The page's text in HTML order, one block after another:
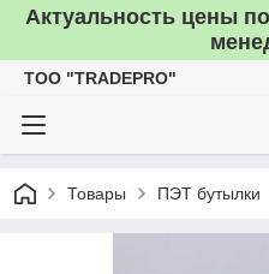
Актуальность цены
TOO "TRADEPRO"
Товары ПЭТ бутылки